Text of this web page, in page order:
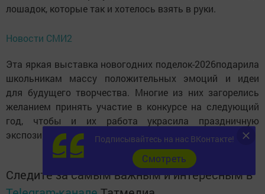
лошадок, которые так и хотелось взять в руки.
Новости СМИ2
Эта яркая выставка новогодних поделок-2026подарила
школьникам массу положительных эмоций и идеи
для будущего творчества. Многие из них загорелись
желанием принять участие в конкурсе на следующий
год, чтобы и их работа украсила праздничную
экспозицию.
Следите за самым важным и интересным в
Подписывайтесь на нас ВКонтакте!
Cмотреть